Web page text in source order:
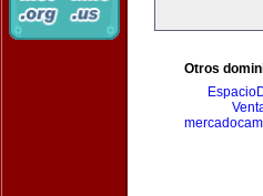
Otros